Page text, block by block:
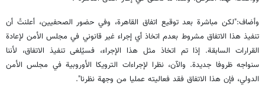
وأضاف:"لكن مباشرة بعد توقيع اتفاق القاهرة، وفي حضور الصحفيين، أعلنتُ أن
تنفيذ هذا الاتفاق مشروط بعدم اتخاذ أي إجراء غير قانوني في مجلس الأمن لإعادة
القرارات السابقة. إذا تم اتخاذ مثل هذا الإجراء، فسيُلغى تنفيذ الاتفاق، لأننا
سنواجه ظروفا جديدة. والآن، نظرا لإجراءات الترويكا الأوروبية في مجلس الأمن
الدولي، فإن هذا الاتفاق فقد فعاليته عمليا من وجهة نظرنا".